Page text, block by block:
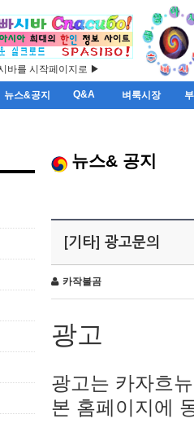
바를 시작페이지로 ▶
뉴스&공지 Q&A 벼룩시장
뉴스& 공지
[기타] 광고문의
카작불곰
광고
광고는 카자흐
본 홈페이지에